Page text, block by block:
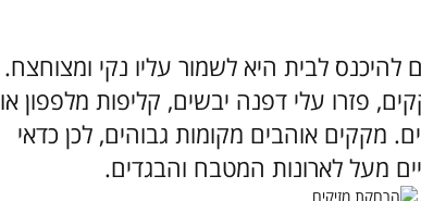
לבית היא לשמור עליו נקי ומצוחצח.
פזרו עלי דפנה יבשים, קליפות מלפפון או
מקקים אוהבים מקומות גבוהים, לכן כדאי
מעל לארונות המטבח והבגדים.